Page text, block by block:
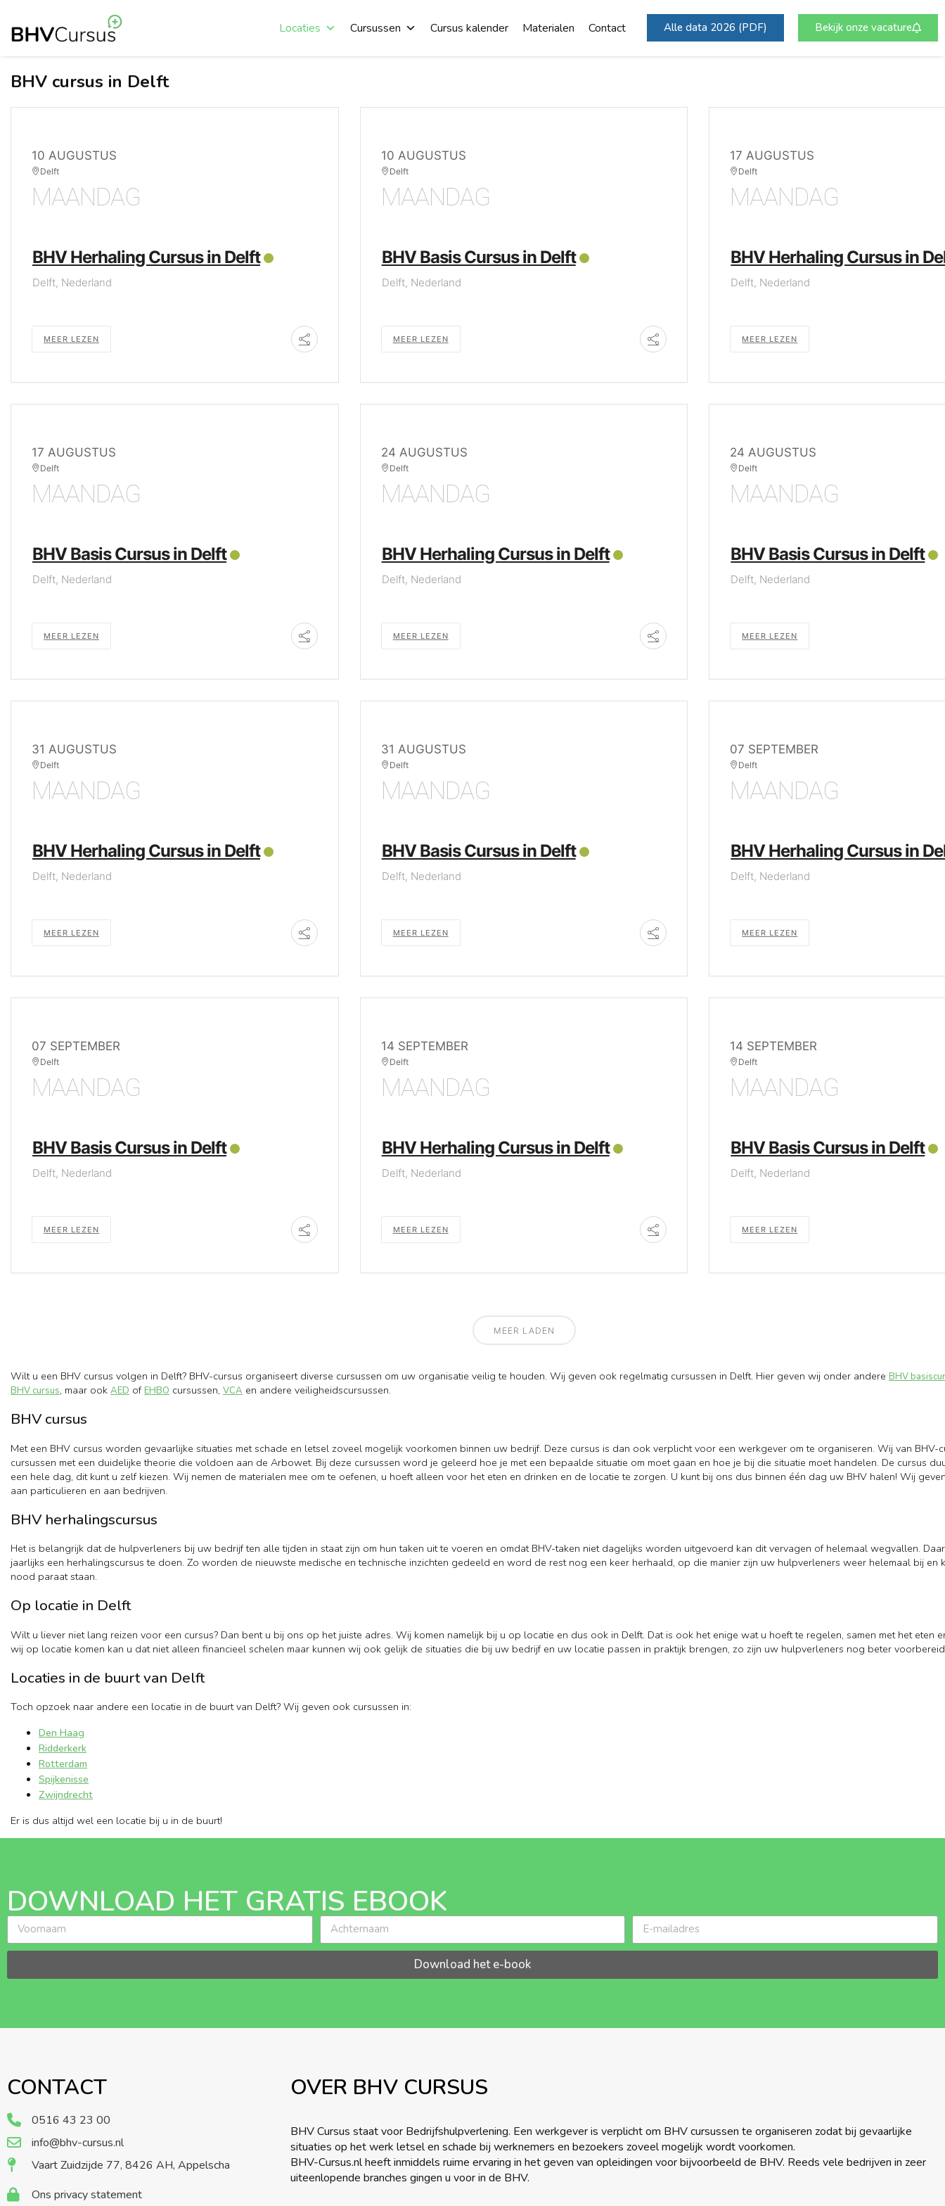
Locaties Cursussen Cursus kalender Materialen Contact Alle data 2026 (PDF) Bekijk onze vacature
BHV cursus in Delft
10 AUGUSTUS
Delft
MAANDAG
BHV Herhaling Cursus in Delft
Delft, Nederland
MEER LEZEN
10 AUGUSTUS
Delft
MAANDAG
BHV Basis Cursus in Delft
Delft, Nederland
MEER LEZEN
17 AUGUSTUS
Delft
MAANDAG
BHV Herhaling Cursus in
Delft, Nederland
MEER LEZEN
17 AUGUSTUS
Delft
MAANDAG
BHV Basis Cursus in Delft
Delft, Nederland
MEER LEZEN
24 AUGUSTUS
Delft
MAANDAG
BHV Herhaling Cursus in Delft
Delft, Nederland
MEER LEZEN
24 AUGUSTUS
Delft
MAANDAG
BHV Basis Cursus in Delft
Delft, Nederland
MEER LEZEN
31 AUGUSTUS
Delft
MAANDAG
BHV Herhaling Cursus in Delft
Delft, Nederland
MEER LEZEN
31 AUGUSTUS
Delft
MAANDAG
BHV Basis Cursus in Delft
Delft, Nederland
MEER LEZEN
07 SEPTEMBER
Delft
MAANDAG
BHV Herhaling Cursus in
Delft, Nederland
MEER LEZEN
07 SEPTEMBER
Delft
MAANDAG
BHV Basis Cursus in Delft
Delft, Nederland
MEER LEZEN
14 SEPTEMBER
Delft
MAANDAG
BHV Herhaling Cursus in Delft
Delft, Nederland
MEER LEZEN
14 SEPTEMBER
Delft
MAANDAG
BHV Basis Cursus in Delft
Delft, Nederland
MEER LEZEN
MEER LADEN
Wilt u een BHV cursus volgen in Delft? BHV-cursus organiseert diverse cursussen om uw organisatie veilig te houden. Wij geven ook regelmatig cursussen in Delft. Hier geven wij onder andere BHV
BHV cursus, maar ook AED ofEHBO cursussen, VCA en andere veiligheidscursussen.
BHV cursus
Met een BHV cursus worden gevaarlijke situaties met schade en letsel zoveel mogelijk voorkomen binnen uw bedrijf. Deze cursus is dan ook verplicht voor een werkgever om te organiseren. Wij van BHV-
cursussen met een duidelijke theorie die voldoen aan de Arbowet. Bij deze cursussen word je geleerd hoe je met een bepaalde situatie om moet gaan en hoe je bij die situatie moet handelen. De cursus
een hele dag, dit kunt u zelf kiezen. Wij nemen de materialen mee om te oefenen, u hoeft alleen voor het eten en drinken en de locatie te zorgen. U kunt bij ons dus binnen één dag uw BHV halen! Wij
aan particulieren en aan bedrijven.
BHV herhalingscursus
Het is belangrijk dat de hulpverleners bij uw bedrijf ten alle tijden in staat zijn om hun taken uit te voeren en omdat BHV-taken niet dagelijks worden uitgevoerd kan dit vervagen of helemaal wegvallen.
jaarlijks een herhalingscursus te doen. Zo worden de nieuwste medische en technische inzichten gedeeld en word de rest nog een keer herhaald, op die manier zijn uw hulpverleners weer helemaal bij en
nood paraat staan.
Op locatie in Delft
Wilt u liever niet lang reizen voor een cursus? Dan bent u bij ons op het juiste adres. Wij komen namelijk bij u op locatie en dus ook in Delft. Dat is ook het enige wat u hoeft te regelen, samen met het eten
wij op locatie komen kan u dat niet alleen financieel schelen maar kunnen wij ook gelijk de situaties die bij uw bedrijf en uw locatie passen in praktijk brengen, zo zijn uw hulpverleners nog beter
Locaties in de buurt van Delft
Toch opzoek naar andere een locatie in de buurt van Delft? Wij geven ook cursussen in:
Den Haag
Ridderkerk
Rotterdam
Spijkenisse
Zwijndrecht
Er is dus altijd wel een locatie bij u in de buurt!
DOWNLOAD HET GRATIS EBOOK
Download het e-book
CONTACT
0516 43 23 00
info@bhv-cursus.nl
Vaart Zuidzijde 77, 8426 AH, Appelscha
Ons privacy statement
OVER BHV CURSUS
BHV Cursus staat voor Bedrijfshulpverlening. Een werkgever is verplicht om BHV cursussen te organiseren zodat bij gevaarlijke
situaties op het werk letsel en schade bij werknemers en bezoekers zoveel mogelijk wordt voorkomen.
BHV-Cursus.nl heeft inmiddels ruime ervaring in het geven van opleidingen voor bijvoorbeeld de BHV. Reeds vele bedrijven in zeer
uiteenlopende branches gingen u voor in de BHV.